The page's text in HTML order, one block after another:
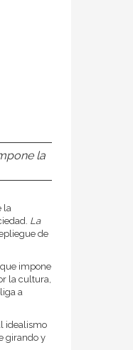
la
la
La
de
impone
la cultura,
a
idealismo
girando y